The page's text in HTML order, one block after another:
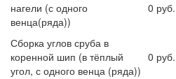
нагели (с одного
венца(ряда))
0 руб.
Сборка углов сруба в
коренной шип (в тёплый
угол, с одного венца (ряда))
0 руб.